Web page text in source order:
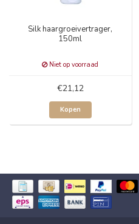
Silk haargroeivertrager,
150ml
Niet op voorraad
€21,12
Kopen